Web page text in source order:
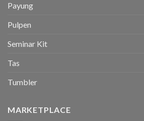
Payung
Pulpen
Seminar Kit
Tas
Tumbler
MARKETPLACE